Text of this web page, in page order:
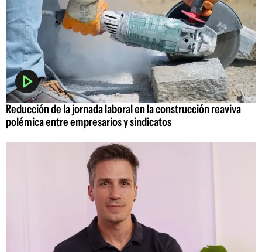
Reducción de la jornada laboral en la construcción reaviva
polémica entre empresarios y sindicatos